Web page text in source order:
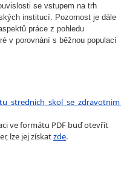
se vstupem na trh
institucí. Pozornost je dále
práce z pohledu
v porovnání s běžnou populací
ve formátu PDF buď otevřít
lze jej získatzde.